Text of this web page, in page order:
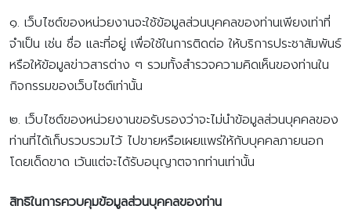
๑. เว็บไซต์ของหน่วยงานจะใช้ข้อมูลส่วนบุคคลของท่านเพียงเท่าที่
จำเป็น เช่น ชื่อ และที่อยู่ เพื่อใช้ในการติดต่อ ให้บริการประชาสัมพันธ์
หรือให้ข้อมูลข่าวสารต่าง ๆ รวมทั้งสำรวจความคิดเห็นของท่านใน
กิจกรรมของเว็บไซต์เท่านั้น
๒. เว็บไซต์ของหน่วยงานขอรับรองว่าจะไม่นำข้อมูลส่วนบุคคลของ
ท่านที่ได้เก็บรวบรวมไว้ ไปขายหรือเผยแพร่ให้กับบุคคลภายนอก
โดยเด็ดขาด เว้นแต่จะได้รับอนุญาตจากท่านเท่านั้น
สิทธิในการควบคุมข้อมูลส่วนบุคคลของท่าน